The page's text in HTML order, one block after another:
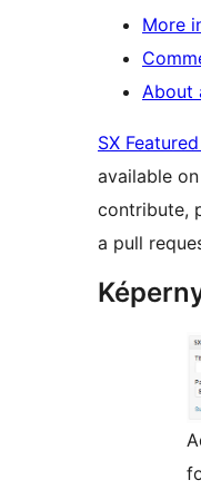
More
About
SX
available
contribute,
a pull